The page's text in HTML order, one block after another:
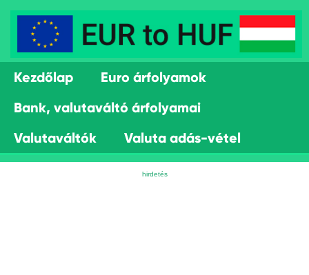
Kezdőlap
Euro árfolyamok
Bank, valutaváltó árfolyamai
Valutaváltók
Valuta adás-vétel